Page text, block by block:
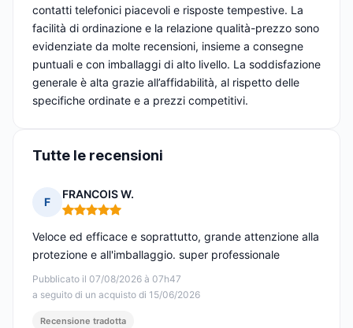
contatti telefonici piacevoli e risposte tempestive. La
facilità di ordinazione e la relazione qualità-prezzo sono
evidenziate da molte recensioni, insieme a consegne
puntuali e con imballaggi di alto livello. La soddisfazione
generale è alta grazie all’affidabilità, al rispetto delle
specifiche ordinate e a prezzi competitivi.
Tutte le recensioni
F
FRANCOIS W.
Nota: 5 su 5
Pubblicato il 07/08/2026 à 07h47
a seguito di un acquisto di 15/06/2026
Veloce ed efficace e soprattutto, grande attenzione alla
protezione e all'imballaggio. super professionale
Recensione tradotta